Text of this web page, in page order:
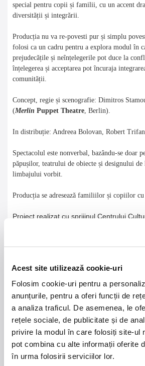
Acest site utilizează cookie-uri
Folosim cookie-uri pentru a
anunțurile, pentru a oferi funcții de
a analiza traficul. De asemenea, le
rețele sociale, de publicitate și de
privire la modul în care folosiți site-ul
pot combina cu alte informații oferite
în urma folosirii serviciilor lor.
special pentru copii și familii, cu un accent
diversității și integrării.
Producția nu va re-povesti pur și simplu
folosi ca un cadru pentru a explora modul în
prejudecățile și neînțelegerile pot duce la
înțelegerea și acceptarea pot încuraja
comunității.
Concept, regie și scenografie: Dimitros
(Merlin Puppet Theatre , Berlin).
In distribuție: Andreea Bolovan, Robert Trifan
Spectacolul este nonverbal, bazându-se doar
păpușilor, teatrului de obiecte și designului
limbajului vorbit.
Producția se adresează familiilor și copiilor cu
Proiect realizat cu sprijinul Centrului
NOSTALGIA Litoral
Plaja La Nueva Cucaracha, Mamaia
Vita
Sala
7 - 9 august 2026
Summer Well 2026